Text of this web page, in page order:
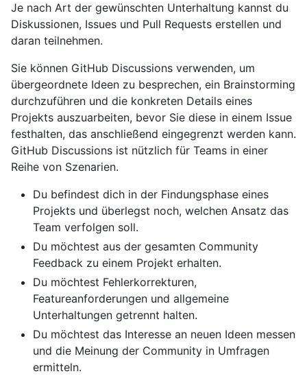
Je nach Art der gewünschten Unterhaltung kannst du
Diskussionen, Issues und Pull Requests erstellen und
daran teilnehmen.
Sie können GitHub Discussions verwenden, um
übergeordnete Ideen zu besprechen, ein Brainstorming
durchzuführen und die konkreten Details eines
Projekts auszuarbeiten, bevor Sie diese in einem Issue
festhalten, das anschließend eingegrenzt werden kann.
GitHub Discussions ist nützlich für Teams in einer
Reihe von Szenarien.
Du befindest dich in der Findungsphase eines
Projekts und überlegst noch, welchen Ansatz das
Team verfolgen soll.
Du möchtest aus der gesamten Community
Feedback zu einem Projekt erhalten.
Du möchtest Fehlerkorrekturen,
Featureanforderungen und allgemeine
Unterhaltungen getrennt halten.
Du möchtest das Interesse an neuen Ideen messen
und die Meinung der Community in Umfragen
ermitteln.